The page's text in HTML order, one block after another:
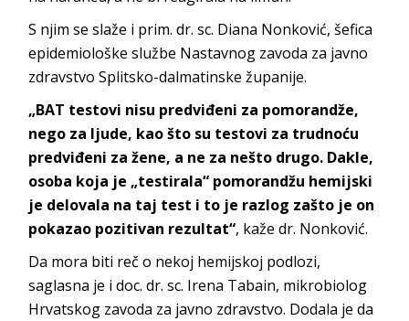
S njim se slaže i prim. dr. sc. Diana Nonković, šefica
epidemiološke službe Nastavnog zavoda za javno
zdravstvo Splitsko-dalmatinske županije.
„BAT testovi nisu predviđeni za pomorandže,
nego za ljude, kao što su testovi za trudnoću
predviđeni za žene, a ne za nešto drugo. Dakle,
osoba koja je „testirala“ pomorandžu hemijski
je delovala na taj test i to je razlog zašto je on
pokazao pozitivan rezultat“, kaže dr. Nonković.
Da mora biti reč o nekoj hemijskoj podlozi,
saglasna je i doc. dr. sc. Irena Tabain, mikrobiolog
Hrvatskog zavoda za javno zdravstvo. Dodala je da